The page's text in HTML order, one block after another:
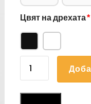
Цвят на дрехата*
количество